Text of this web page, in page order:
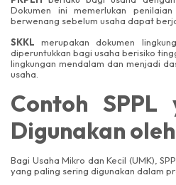
Dokumen ini memerlukan
berwenang sebelum usaha dapat
SKKL merupakan dokumen
diperuntukkan bagi usaha berisiko
lingkungan mendalam dan menjadi
usaha.
Contoh SPPL
Digunakan
Bagi Usaha Mikro dan Kecil (UMK),
yang paling sering digunakan dalam